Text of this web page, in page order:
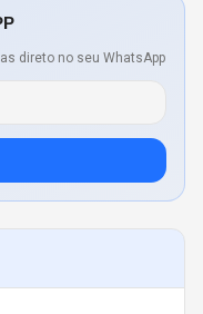
direto no seu WhatsApp